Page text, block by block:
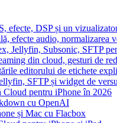
efecte, DSP și un
efecte audio, normalizarea
Jellyfin, Subsonic, SFTP
din cloud, gesturi de
editorului de etichete
SFTP și widget de
pentru iPhone în 2026
cu OpenAI
și Mac cu Flacbox